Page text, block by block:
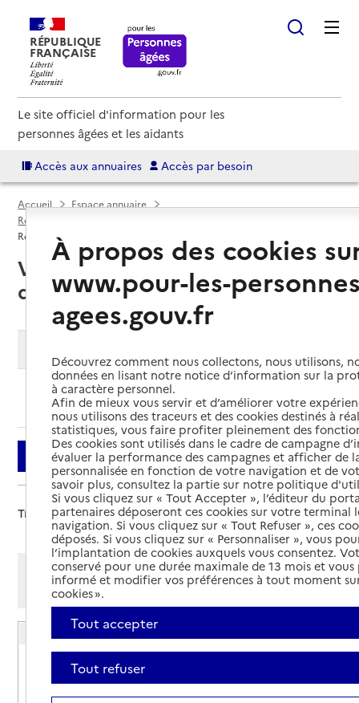
RÉPUBLIQUE
FRANÇAISE
Le site officiel d'information pour les
personnes âgées et les aidants
Accès aux annuaires Accès par besoin
Accueil
Espace annuaire
Résidences autonomie par département
Résidence autonomie
Vitry-aux-Loges (45530) : liste
des résidences autonomie
Ajouter cette recherche aux favoris
Filtrer
Trier par :
Afficher les résultats par:
Mode liste
Résidence autonomie Henri Deschamps
Adresse
1 rue Ferdinand Buisson
45530-Vitry-aux-Loges
À propos des cookies
www.pour-les-
agees.gouv.fr
Découvrez comment nous collectons, nous utilisons,
données en lisant notre notice d’information sur la
à caractère personnel.
Afin de mieux vous servir et d’améliorer votre
nous utilisons des traceurs et des cookies destinés à
statistiques, vous faire profiter pleinement des
Des cookies sont utilisés dans le cadre de campagne
évaluer la performance des campagnes et afficher de
personnalisée en fonction de votre navigation et de
savoir plus, consultez la partie sur notre politique
Si vous cliquez sur « Tout Accepter », l’éditeur du
partenaires déposeront ces cookies sur votre terminal
navigation. Si vous cliquez sur « Tout Refuser », ces
déposés. Si vous cliquez sur « Personnaliser », vous
l’implantation de cookies auxquels vous consentez.
conservé pour une durée maximale de 13 mois et
informé et modifier vos préférences à tout moment
cookies ».
Tout accepter
Tout refuser